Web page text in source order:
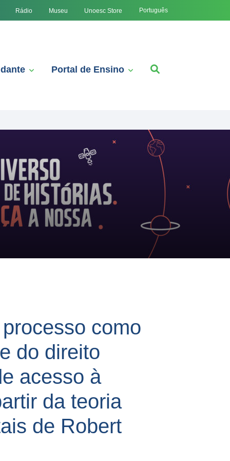
Rádio Museu Unoesc Store Português
Portal de Ensino
como
do direito
acesso à
da teoria
de Robert